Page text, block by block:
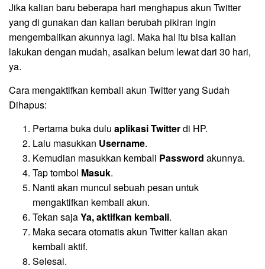
Jika kalian baru beberapa hari menghapus akun Twitter
yang di gunakan dan kalian berubah pikiran ingin
mengembalikan akunnya lagi. Maka hal itu bisa kalian
lakukan dengan mudah, asalkan belum lewat dari 30 hari,
ya.
Cara mengaktifkan kembali akun Twitter yang Sudah
Dihapus:
Pertama buka dulu aplikasi Twitterdi HP.
Lalu masukkan Username.
Kemudian masukkan kembali Password akunnya.
Tap tombol Masuk.
Nanti akan muncul sebuah pesan untuk
mengaktifkan kembali akun.
Tekan sajaYa, aktifkan kembali.
Maka secara otomatis akun Twitter kalian akan
kembali aktif.
Selesai.